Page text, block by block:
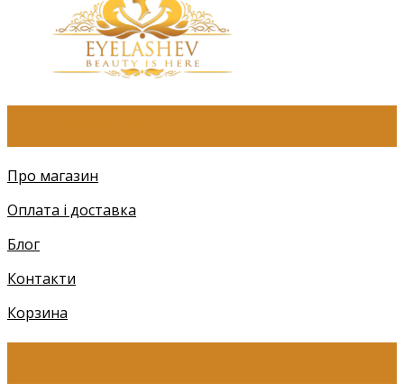
Про магазин
Оплата і доставка
Блог
Контакти
Корзина